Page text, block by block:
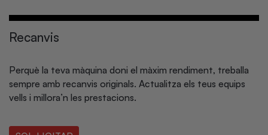
Recanvis
Perquè la teva màquina doni el màxim rendiment, treballa
sempre amb recanvis originals. Actualitza els teus equips
vells i millora’n les prestacions.